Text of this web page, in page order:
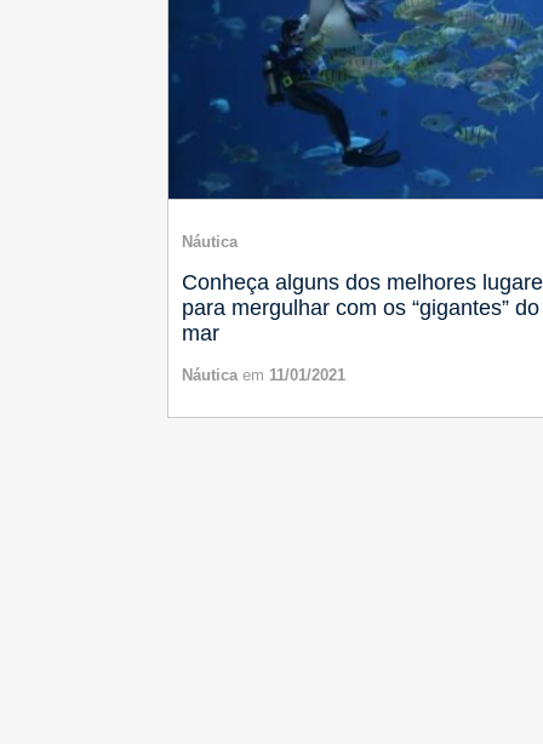
Náutica
Conheça alguns dos melhores
para mergulhar com os “gigantes” do
mar
Náuticaem 11/01/2021